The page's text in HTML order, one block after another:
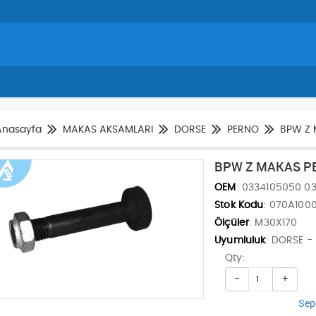
MAKAS AKSAMLARI DORSE PERNO BPW Z
BPW Z MAKAS
OEM : 0334105050
Stok Kodu:
Ölçüler: M30X170
Uyumluluk: DORSE -
Qty:
- +